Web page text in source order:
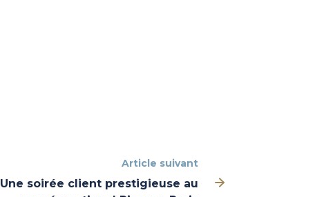
Article suivant
Une soirée client prestigieuse au